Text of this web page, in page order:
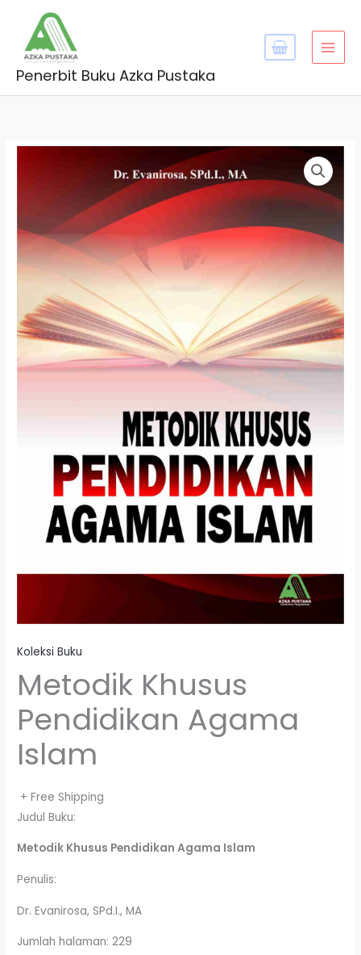
content
Penerbit Buku Azka Pustaka
Koleksi Buku
Metodik Khusus
Pendidikan Agama
Islam
+ Free Shipping
Judul Buku:
Metodik Khusus Pendidikan Agama Islam
Penulis:
Dr. Evanirosa, SPd.I., MA
Jumlah halaman: 229